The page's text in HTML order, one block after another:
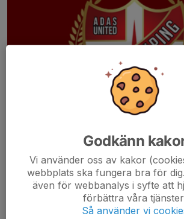
Läs mer
Kommande aktiviteter
Godkänn
Vi använder oss av kakor
webbplats ska fungera bra för
även för webbanalys i syfte att
förbättra våra
Så använder vi